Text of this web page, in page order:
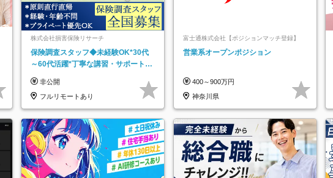
株式会社損害保険リサーチ
保険調査スタッフ◆未経験OK*30代
～60代活躍*丁寧な講習・サポートあ
託
非公開
フルリモートあり
富士通株式会社【ポジションマッチ登録】
営業系オープンポジション
400～900万円
神奈川県